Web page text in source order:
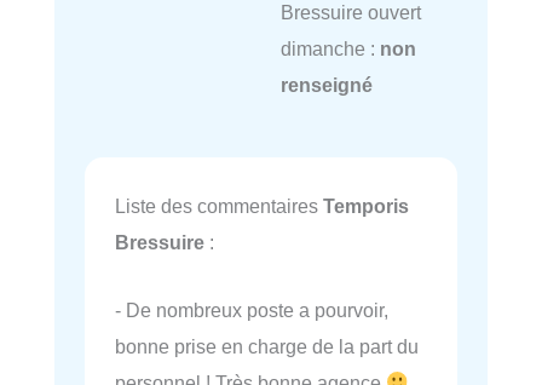
Bressuire ouvert
dimanche : non
renseigné
Liste des commentaires Temporis
Bressuire :
- De nombreux poste a pourvoir,
bonne prise en charge de la part du